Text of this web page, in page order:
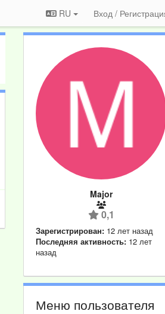
RU Вход /
Major
0,1
Зарегистрирован: 12 лет назад
Последняя активность: 12 лет
назад
Меню пользователя